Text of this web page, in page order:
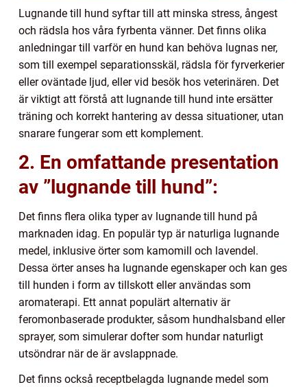
Lugnande till hund syftar till att minska stress, ångest
och rädsla hos våra fyrbenta vänner. Det finns olika
anledningar till varför en hund kan behöva lugnas ner,
som till exempel separationsskäl, rädsla för fyrverkerier
eller oväntade ljud, eller vid besök hos veterinären. Det
är viktigt att förstå att lugnande till hund inte ersätter
träning och korrekt hantering av dessa situationer, utan
snarare fungerar som ett komplement.
2. En omfattande presentation
av ”lugnande till hund”:
Det finns flera olika typer av lugnande till hund på
marknaden idag. En populär typ är naturliga lugnande
medel, inklusive örter som kamomill och lavendel.
Dessa örter anses ha lugnande egenskaper och kan ges
till hunden i form av tillskott eller användas som
aromaterapi. Ett annat populärt alternativ är
feromonbaserade produkter, såsom hundhalsband eller
sprayer, som simulerar dofter som hundar naturligt
utsöndrar när de är avslappnade.
Det finns också receptbelagda lugnande medel som